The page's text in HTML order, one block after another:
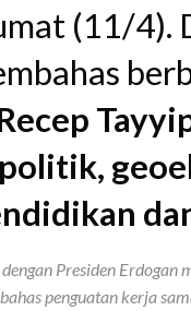
(11/4).
Presiden Erdogan
penguatan kerja